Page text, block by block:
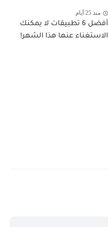
منذ 25 أيام
أفضل 6 تطبيقات لا يمكنك
الاستغناء عنها هذا الشهر!